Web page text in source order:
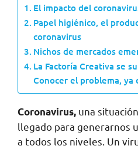
El impacto del
Papel higiénico, el
coronavirus
Nichos de mercados
La Factoría Creativa se
Conocer el problema, ya
Coronavirus, una
llegado para generarnos
a todos los niveles. Un